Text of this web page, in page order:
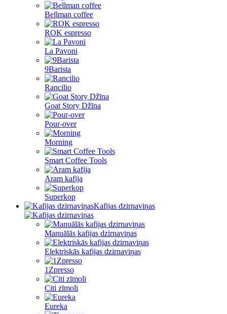
Bellman coffee
ROK espresso
La Pavoni
9Barista
Rancilio
Goat Story Džīna
Pour-over
Morning
Smart Coffee Tools
Aram kafija
Superkop
Kafijas dzirnaviņas
Manuālās kafijas dzirnaviņas
Elektriskās kafijas dzirnaviņas
1Zpresso
Citi zīmoli
Eureka